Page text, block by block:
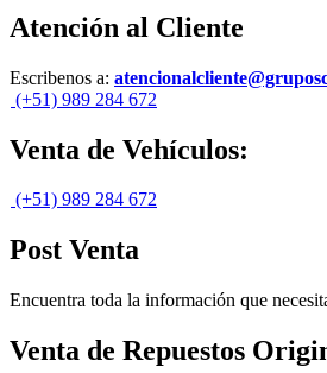
Atención al Cliente
Escribenos a:
(+51) 989 284 672
Venta de Vehículos:
(+51) 989 284 672
Post Venta
Encuentra toda la información que
Venta de Repuestos